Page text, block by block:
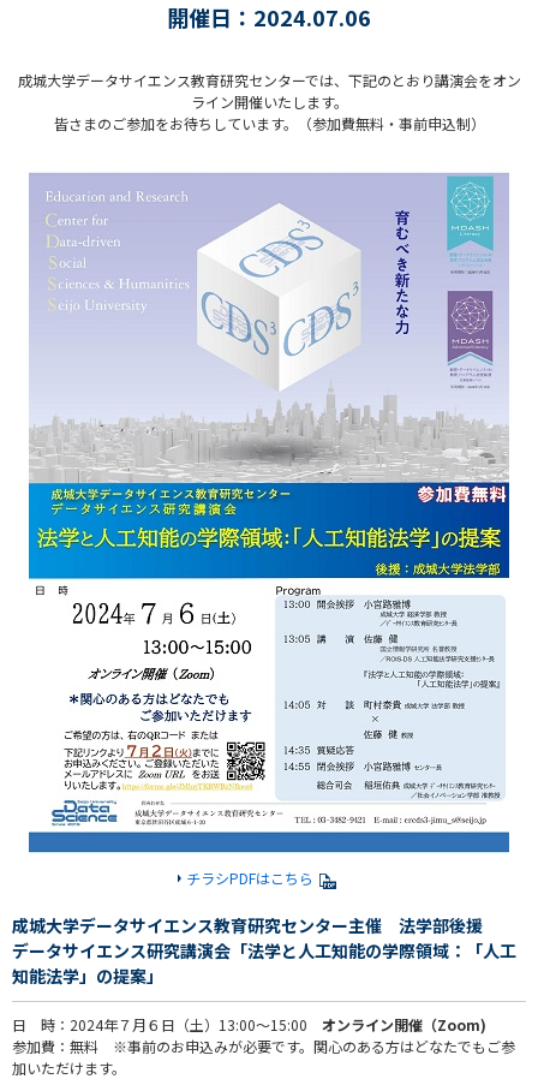
開催日：2024.07.06
成城大学データサイエンス教育研究センターでは、下記のとおり講演会をオン
ライン開催いたします。
皆さまのご参加をお待ちしています。（参加費無料・事前申込制）
チラシPDFはこちら
成城大学データサイエンス教育研究センター主催 法学部後援
データサイエンス研究講演会「法学と人工知能の学際領域：「人工
知能法学」の提案」
日 時：2024年７月６日（土）13:00～15:00 オンライン開催（Zoom)
参加費：無料 ※事前のお申込みが必要です。関心のある方はどなたでもご参
加いただけます。